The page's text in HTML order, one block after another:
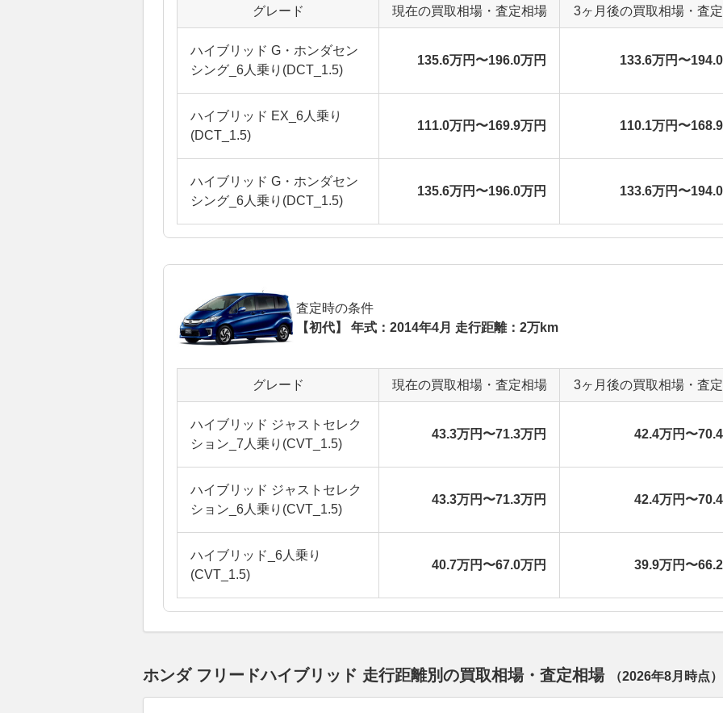
グレード 現在の買取相場・査定相場 3ヶ月後の買取相場・査
ハイブリッド G・ホンダセン
シング_6人乗り(DCT_1.5)
135.6万円〜196.0万円 133.6万円〜
ハイブリッド EX_6人乗り
(DCT_1.5)
111.0万円〜169.9万円 110.1万円〜
ハイブリッド G・ホンダセン
シング_6人乗り(DCT_1.5)
135.6万円〜196.0万円 133.6万円〜
査定時の条件
【初代】 年式：2014年4月 走行距離：2万km
グレード 現在の買取相場・査定相場 3ヶ月後の買取相場・査
ハイブリッド ジャストセレク
ション_7人乗り(CVT_1.5)
43.3万円〜71.3万円 42.4万円〜
ハイブリッド ジャストセレク
ション_6人乗り(CVT_1.5)
43.3万円〜71.3万円 42.4万円〜
ハイブリッド_6人乗り
(CVT_1.5)
40.7万円〜67.0万円 39.9万円〜
ホンダ フリードハイブリッド 走行距離別の買取相場・査定相場 （2026年8月 時点）